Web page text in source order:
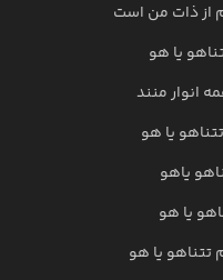
از ذات من است
یا هو
انوار منند
یا هو
یاهو
یا هو
یا هو